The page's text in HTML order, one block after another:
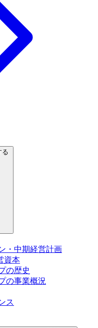
る
・中期経営計画
資本
の歴史
の事業概況
ス